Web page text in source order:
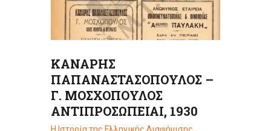
ΘΗΣΑΥΡΌΣ
ΤΕΚΜΗΡΊΩΝ
ΚΑΝΑΡΗΣ
ΠΑΠΑΝΑΣΤΑΣΟΠΟΥΛΟΣ –
Γ. ΜΟΣΧΟΠΟΥΛΟΣ
ΑΝΤΙΠΡΟΣΩΠΕΙΑΙ, 1930